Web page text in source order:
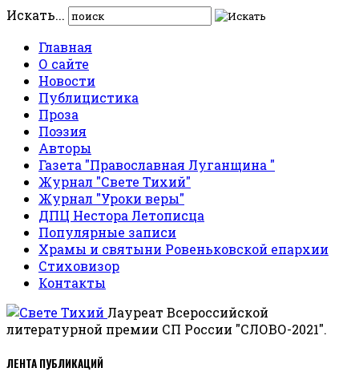
Искать...
Главная
О сайте
Новости
Публицистика
Проза
Поэзия
Авторы
Газета "Православная Луганщина "
Журнал "Свете Тихий"
Журнал "Уроки веры"
ДПЦ Нестора Летописца
Популярные записи
Храмы и святыни Ровеньковской епархии
Стиховизор
Контакты
Лауреат Всероссийской
литературной премии СП России "СЛОВО-2021".
ЛЕНТА ПУБЛИКАЦИЙ